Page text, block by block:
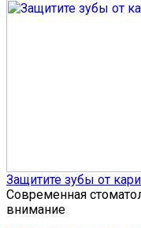
Защитите зубы от
Современная
внимание